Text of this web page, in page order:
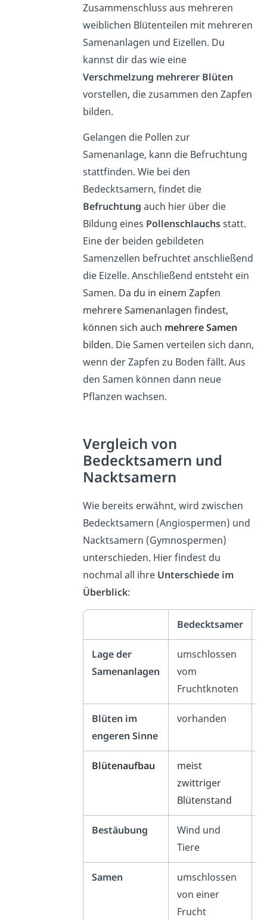
Zusammenschluss aus mehreren
weiblichen Blütenteilen mit mehreren
Samenanlagen und Eizellen. Du
kannst dir das wie eine
Verschmelzung mehrerer Blüten
vorstellen, die zusammen den Zapfen
bilden.
Gelangen die Pollen zur
Samenanlage, kann die Befruchtung
stattfinden. Wie bei den
Bedecktsamern, findet die
Befruchtung auch hier über die
Bildung eines Pollenschlauchsstatt.
Eine der beiden gebildeten
Samenzellen befruchtet anschließend
die Eizelle. Anschließend entsteht ein
Samen. Da du in einem Zapfen
mehrere Samenanlagen findest,
können sich auch mehrere Samen
bilden. Die Samen verteilen sich dann,
wenn der Zapfen zu Boden fällt. Aus
den Samen können dann neue
Pflanzen wachsen.
Vergleich von
Bedecktsamern und
Nacktsamern
Wie bereits erwähnt, wird zwischen
Bedecktsamern (Angiospermen) und
Nacktsamern (Gymnospermen)
unterschieden. Hier findest du
nochmal all ihre Unterschiede im
Überblick:
Bedecktsamer
Lage der
Samenanlagen
umschlossen
vom
Fruchtknoten
Blüten im
engeren Sinne
vorhanden
Blütenaufbau
meist
zwittriger
Blütenstand
Bestäubung
Wind und
Tiere
Samen
umschlossen
von einer
Frucht